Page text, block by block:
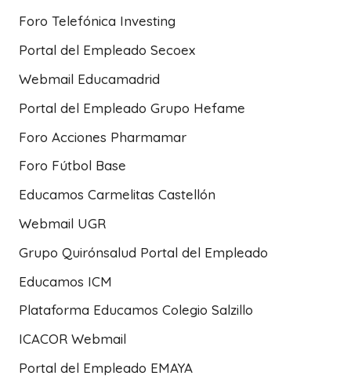
Foro Telefónica Investing
Portal del Empleado Secoex
Webmail Educamadrid
Portal del Empleado Grupo Hefame
Foro Acciones Pharmamar
Foro Fútbol Base
Educamos Carmelitas Castellón
Webmail UGR
Grupo Quirónsalud Portal del Empleado
Educamos ICM
Plataforma Educamos Colegio Salzillo
ICACOR Webmail
Portal del Empleado EMAYA